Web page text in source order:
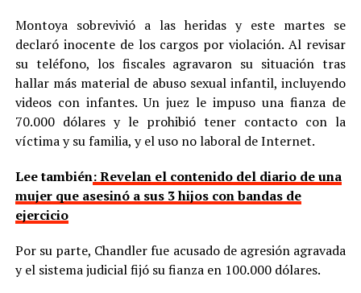
Montoya sobrevivió a las heridas y este martes se
declaró inocente de los cargos por violación. Al revisar
su teléfono, los fiscales agravaron su situación tras
hallar más material de abuso sexual infantil, incluyendo
videos con infantes. Un juez le impuso una fianza de
70.000 dólares y le prohibió tener contacto con la
víctima y su familia, y el uso no laboral de Internet.
Lee también: Revelan el contenido del diario de una
mujer que asesinó a sus 3 hijos con bandas de
ejercicio
Por su parte, Chandler fue acusado de agresión agravada
y el sistema judicial fijó su fianza en 100.000 dólares.